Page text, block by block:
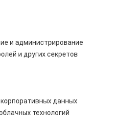
и администрирование
и других секретов
данных
технологий